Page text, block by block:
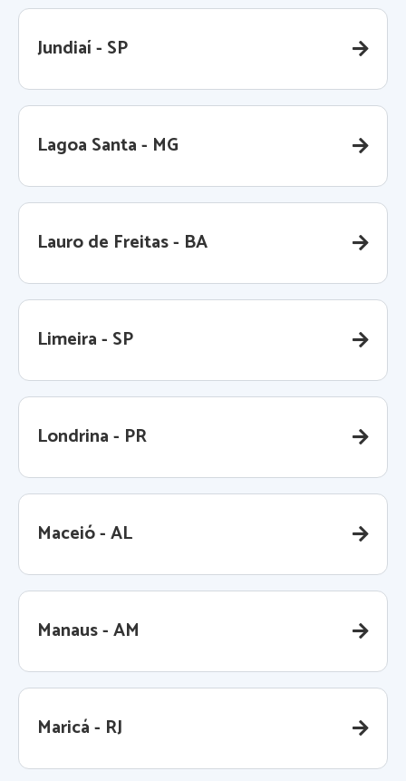
Jundiaí - SP
Lagoa Santa - MG
Lauro de Freitas - BA
Limeira - SP
Londrina - PR
Maceió - AL
Manaus - AM
Maricá - RJ